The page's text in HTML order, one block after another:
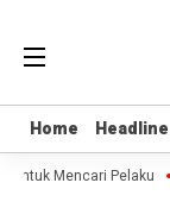
Home Headline
Home Headline
Mencari Pelaku